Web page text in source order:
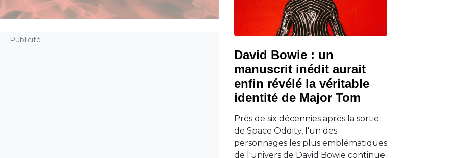
Publicité
David Bowie : un
manuscrit inédit aurait
enfin révélé la véritable
identité de Major Tom
Près de six décennies après la sortie
de Space Oddity, l'un des
personnages les plus emblématiques
de l'univers de David Bowie continue